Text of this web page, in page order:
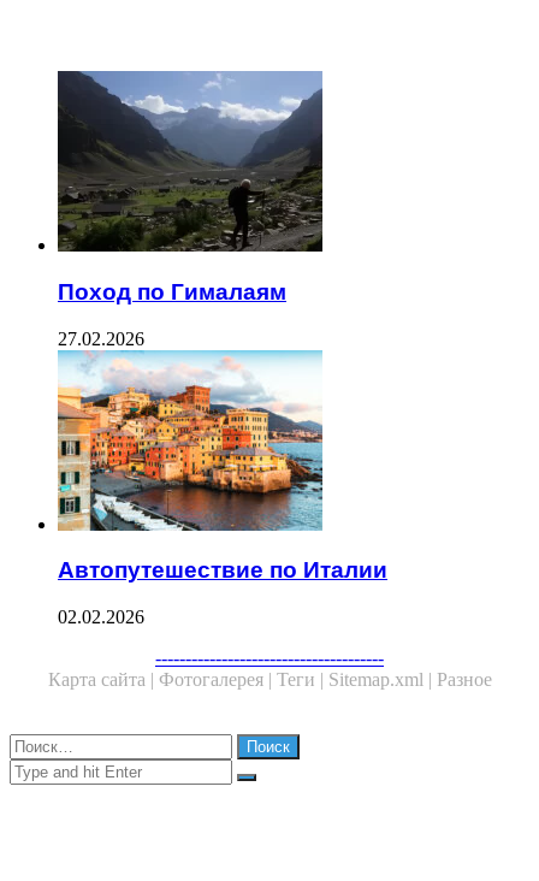
Поход по Гималаям
27.02.2026
Автопутешествие по Италии
02.02.2026
--------------------------------------
Карта сайта | Фотогалерея | Теги | Sitemap.xml | Разное
Close
Найти:
Close
Search